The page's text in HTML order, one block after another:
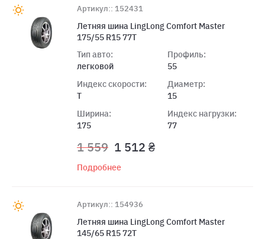
Артикул:: 152431
Летняя шина LingLong Comfort Master
175/55 R15 77T
Тип авто:
легковой
Индекс скорости:
T
Ширина:
175
Профиль:
55
Диаметр:
15
Индекс нагрузки:
77
1 559 1 512 ₴
Подробнее
Артикул:: 154936
Летняя шина LingLong Comfort Master
145/65 R15 72T